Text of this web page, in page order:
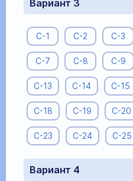
Вариант 3
С-1 С-2 С-3
С-7 С-8 С-9
С-13 С-14 С-15
С-18 С-19 С-20
С-23 С-24 С-25
Вариант 4